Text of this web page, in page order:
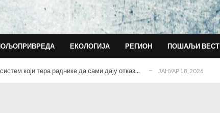
ЕКОЛОГИЈА РЕГИОН ПОШАЉИ ВЕСТ
гимназији... ДЕЦЕМБАР 15, 2025
последицама... ДЕЦЕМБАР 14, 2025
данас води и обликује град?!... НОВЕМБАР 30, 2025
рад?...
који тера раднике да сами дају отказ...